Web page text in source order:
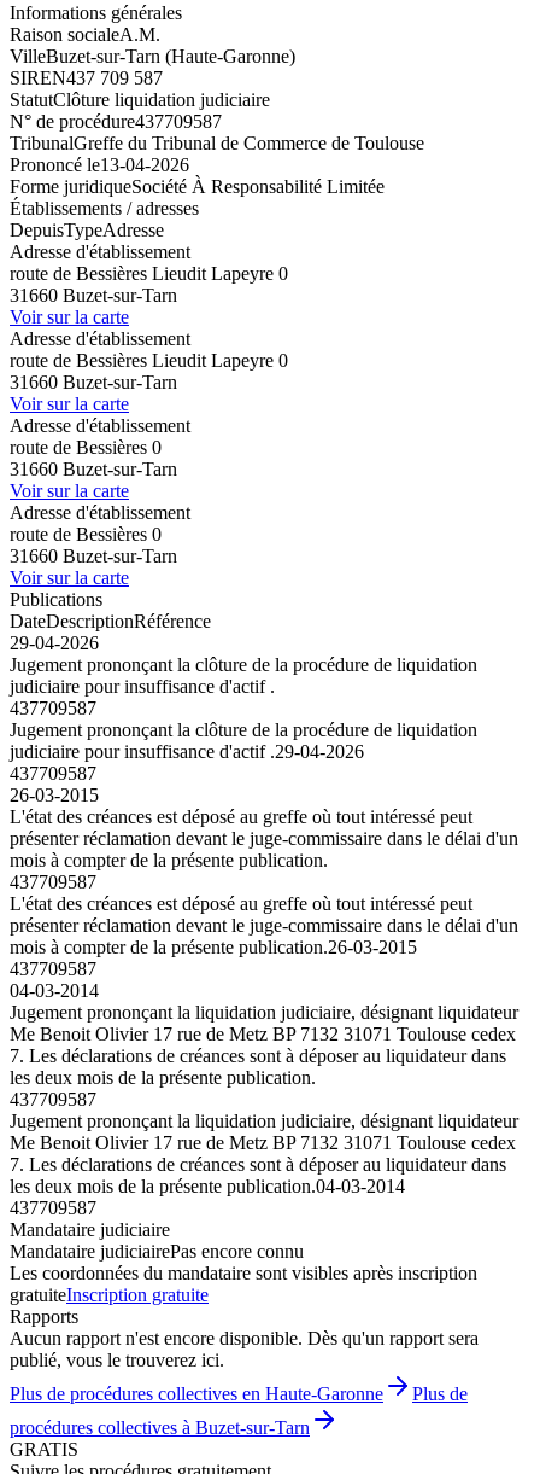
Informations générales
Raison socialeA.M.
VilleBuzet-sur-Tarn (Haute-Garonne)
SIREN437 709 587
StatutClôture liquidation judiciaire
N° de procédure437709587
TribunalGreffe du Tribunal de Commerce de Toulouse
Prononcé le13-04-2026
Forme juridiqueSociété À Responsabilité Limitée
Établissements / adresses
DepuisTypeAdresse
Adresse d'établissement
route de Bessières Lieudit Lapeyre 0
31660 Buzet-sur-Tarn
Voir sur la carte
Adresse d'établissement
route de Bessières Lieudit Lapeyre 0
31660 Buzet-sur-Tarn
Voir sur la carte
Adresse d'établissement
route de Bessières 0
31660 Buzet-sur-Tarn
Voir sur la carte
Adresse d'établissement
route de Bessières 0
31660 Buzet-sur-Tarn
Voir sur la carte
Publications
DateDescriptionRéférence
29-04-2026
Jugement prononçant la clôture de la procédure de liquidation
judiciaire pour insuffisance d'actif .
437709587
Jugement prononçant la clôture de la procédure de liquidation
judiciaire pour insuffisance d'actif .29-04-2026
437709587
26-03-2015
L'état des créances est déposé au greffe où tout intéressé peut
présenter réclamation devant le juge-commissaire dans le délai d'un
mois à compter de la présente publication.
437709587
L'état des créances est déposé au greffe où tout intéressé peut
présenter réclamation devant le juge-commissaire dans le délai d'un
mois à compter de la présente publication.26-03-2015
437709587
04-03-2014
Jugement prononçant la liquidation judiciaire, désignant liquidateur
Me Benoit Olivier 17 rue de Metz BP 7132 31071 Toulouse cedex
7. Les déclarations de créances sont à déposer au liquidateur dans
les deux mois de la présente publication.
437709587
Jugement prononçant la liquidation judiciaire, désignant liquidateur
Me Benoit Olivier 17 rue de Metz BP 7132 31071 Toulouse cedex
7. Les déclarations de créances sont à déposer au liquidateur dans
les deux mois de la présente publication.04-03-2014
437709587
Mandataire judiciaire
Mandataire judiciairePas encore connu
Les coordonnées du mandataire sont visibles après inscription
gratuiteInscription gratuite
Rapports
Aucun rapport n'est encore disponible. Dès qu'un rapport sera
publié, vous le trouverez ici.
Plus de procédures collectives en Haute-Garonne
Plus de
procédures collectives à Buzet-sur-Tarn
GRATIS